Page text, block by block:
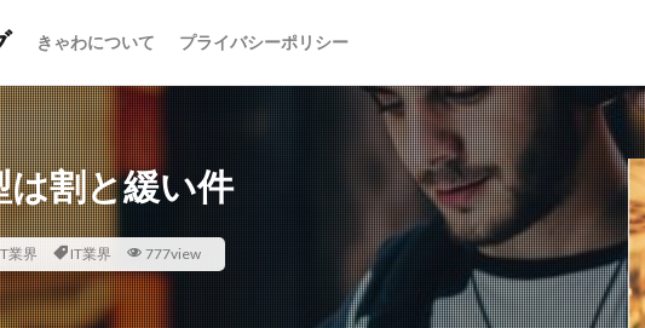
きゃわについて プライバシーポリシー
割と緩い件
業界 IT業界 777view